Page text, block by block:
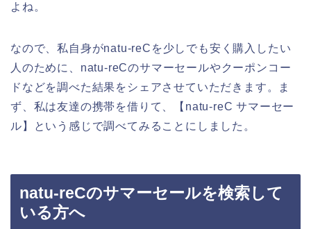
よね。
なので、私自身がnatu-reCを少しでも安く購入したい
人のために、natu-reCのサマーセールやクーポンコー
ドなどを調べた結果をシェアさせていただきます。ま
ず、私は友達の携帯を借りて、【natu-reC サマーセー
ル】という感じで調べてみることにしました。
natu-reCのサマーセールを検索して
いる方へ